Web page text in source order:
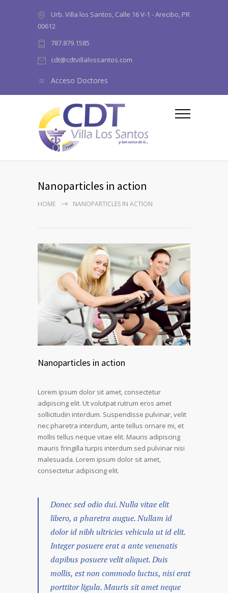
Urb. Villa los Santos, Calle 16 V-1 - Arecibo, PR
00612
787.879.1585
cdt@cdtvillalossantos.com
Acceso Doctores
Nanoparticles in action
HOME NANOPARTICLES IN ACTION
Nanoparticles in action
Lorem ipsum dolor sit amet, consectetur
adipiscing elit. Ut volutpat rutrum eros amet
sollicitudin interdum. Suspendisse pulvinar, velit
nec pharetra interdum, ante tellus ornare mi, et
mollis tellus neque vitae elit. Mauris adipiscing
mauris fringilla turpis interdum sed pulvinar nisi
malesuada. Lorem ipsum dolor sit amet,
consectetur adipiscing elit.
Donec sed odio dui. Nulla vitae elit
libero, a pharetra augue. Nullam id
dolor id nibh ultricies vehicula ut id elit.
Integer posuere erat a ante venenatis
dapibus posuere velit aliquet. Duis
mollis, est non commodo luctus, nisi erat
porttitor ligula. Mauris sit amet neque